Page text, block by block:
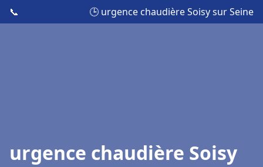
📞 🕒 urgence chaudière Soisy sur Seine
urgence chaudière Soisy